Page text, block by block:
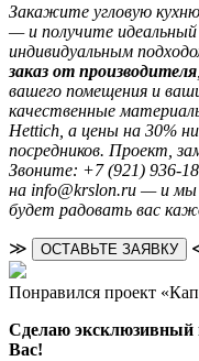
Закажите угловую
— и получите
индивидуальным
заказ от производителя
вашего помещения и
качественные
Hettich, а цены на 30%
посредников. Проект,
Звоните: +7 (921) 936-
на info@krslon.ru — и
будет радовать вас
≫ ОСТАВЬТЕ ЗАЯВКУ
Понравился проект
Сделаю эксклюзивный
Вас!